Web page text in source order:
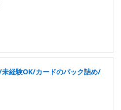
経験OK/カードのパック詰め/